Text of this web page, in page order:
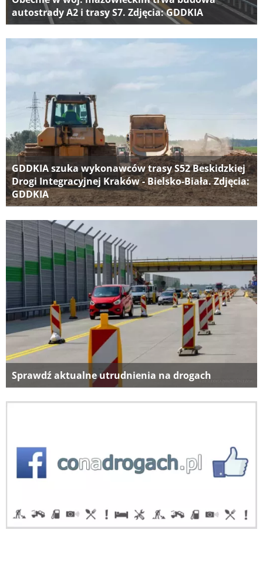
autostrady A2 i trasy S7. Zdjęcia: GDDKIA
GDDKIA szuka wykonawców trasy S52 Beskidzkiej
Drogi Integracyjnej Kraków - Bielsko-Biała. Zdjęcia:
GDDKIA
Sprawdź aktualne utrudnienia na drogach